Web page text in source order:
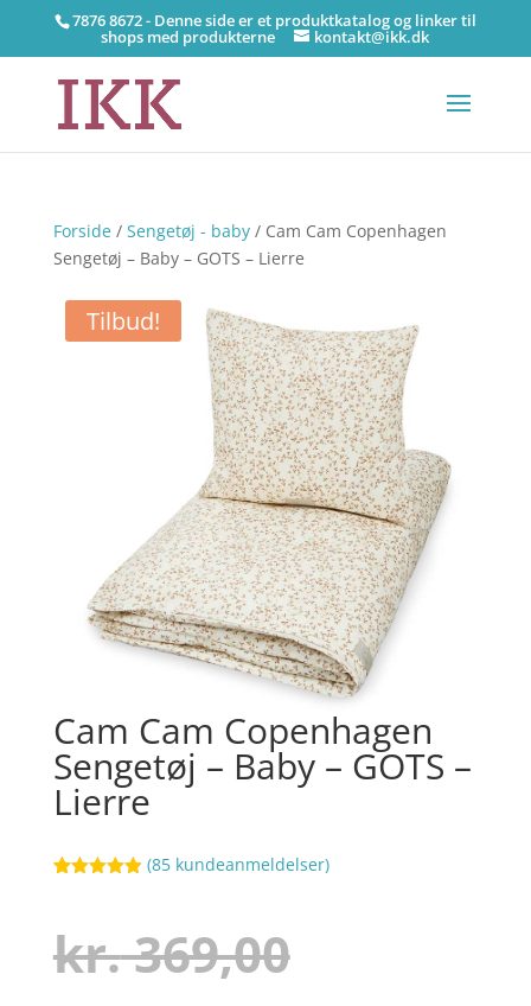
7876 8672 - Denne side er et produktkatalog og linker til
shops med produkterne kontakt@ikk.dk
Forside/ Sengetøj - baby/ Cam Cam Copenhagen
Sengetøj – Baby – GOTS – Lierre
Tilbud!
Cam Cam Copenhagen
Sengetøj – Baby – GOTS –
Lierre
baseret på
kundebedøm
melser
(85 kundeanmeldelser)
kr.369,00